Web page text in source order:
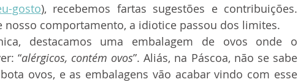
gosto), recebemos fartas sugestões e contribuições.
nosso comportamento, a idiotice passou dos limites.
“alérgicos, contém ovos”. Aliás, na Páscoa, não se sabe
ovos, e as embalagens vão acabar vindo com esse